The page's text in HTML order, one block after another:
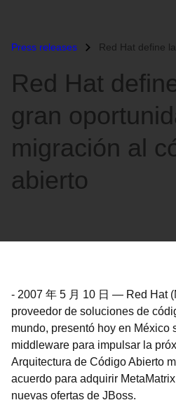
Press releases Red Hat define la próxima
Red Hat
gran
migración al
abierto
- 2007 年 5 月 10 日 — Red Hat
proveedor de soluciones de
mundo, presentó hoy en México
middleware para impulsar la
Arquitectura de Código Abierto
acuerdo para adquirir
nuevas ofertas de JBoss.